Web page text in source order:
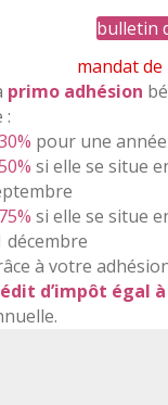
bulletin
mandat
primo adhésion
:
pour une
si elle se situe
75% si elle se situe
décembre
à votre
d’impôt égal à